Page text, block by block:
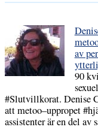
av
90
#Slutvillkorat. Denise
att metoo–uppropet
assistenter är en del av